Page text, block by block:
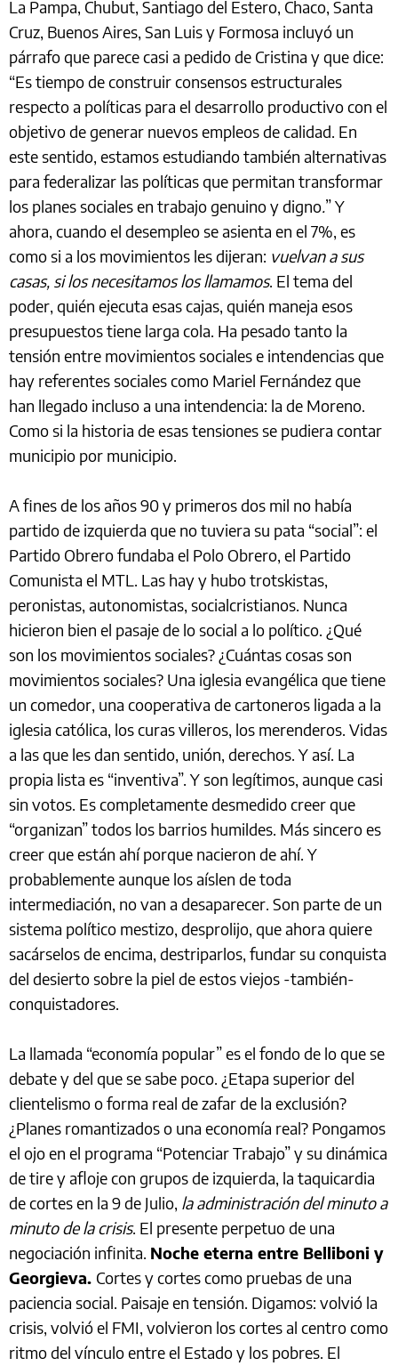
La Pampa, Chubut, Santiago del Estero, Chaco, Santa
Cruz, Buenos Aires, San Luis y Formosa incluyó un
párrafo que parece casi a pedido de Cristina y que dice:
“Es tiempo de construir consensos estructurales
respecto a políticas para el desarrollo productivo con el
objetivo de generar nuevos empleos de calidad. En
este sentido, estamos estudiando también alternativas
para federalizar las políticas que permitan transformar
los planes sociales en trabajo genuino y digno.” Y
ahora, cuando el desempleo se asienta en el 7%, es
como si a los movimientos les dijeran: vuelvan a sus
casas, si los necesitamos los llamamos. El tema del
poder, quién ejecuta esas cajas, quién maneja esos
presupuestos tiene larga cola. Ha pesado tanto la
tensión entre movimientos sociales e intendencias que
hay referentes sociales como Mariel Fernández que
han llegado incluso a una intendencia: la de Moreno.
Como si la historia de esas tensiones se pudiera contar
municipio por municipio.
A fines de los años 90 y primeros dos mil no había
partido de izquierda que no tuviera su pata “social”: el
Partido Obrero fundaba el Polo Obrero, el Partido
Comunista el MTL. Las hay y hubo trotskistas,
peronistas, autonomistas, socialcristianos. Nunca
hicieron bien el pasaje de lo social a lo político. ¿Qué
son los movimientos sociales? ¿Cuántas cosas son
movimientos sociales? Una iglesia evangélica que tiene
un comedor, una cooperativa de cartoneros ligada a la
iglesia católica, los curas villeros, los merenderos. Vidas
a las que les dan sentido, unión, derechos. Y así. La
propia lista es “inventiva”. Y son legítimos, aunque casi
sin votos. Es completamente desmedido creer que
“organizan” todos los barrios humildes. Más sincero es
creer que están ahí porque nacieron de ahí. Y
probablemente aunque los aíslen de toda
intermediación, no van a desaparecer. Son parte de un
sistema político mestizo, desprolijo, que ahora quiere
sacárselos de encima, destriparlos, fundar su conquista
del desierto sobre la piel de estos viejos -también-
conquistadores.
La llamada “economía popular” es el fondo de lo que se
debate y del que se sabe poco. ¿Etapa superior del
clientelismo o forma real de zafar de la exclusión?
¿Planes romantizados o una economía real? Pongamos
el ojo en el programa “Potenciar Trabajo” y su dinámica
de tire y afloje con grupos de izquierda, la taquicardia
de cortes en la 9 de Julio, la administración del minuto a
minuto de la crisis. El presente perpetuo de una
negociación infinita. Noche eterna entre Belliboni y
Georgieva. Cortes y cortes como pruebas de una
paciencia social. Paisaje en tensión. Digamos: volvió la
crisis, volvió el FMI, volvieron los cortes al centro como
ritmo del vínculo entre el Estado y los pobres. El